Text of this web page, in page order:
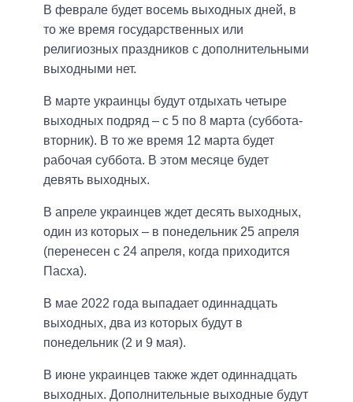
В феврале будет восемь выходных дней, в
то же время государственных или
религиозных праздников с дополнительными
выходными нет.
В марте украинцы будут отдыхать четыре
выходных подряд – с 5 по 8 марта (суббота-
вторник). В то же время 12 марта будет
рабочая суббота. В этом месяце будет
девять выходных.
В апреле украинцев ждет десять выходных,
один из которых – в понедельник 25 апреля
(перенесен с 24 апреля, когда приходится
Пасха).
В мае 2022 года выпадает одиннадцать
выходных, два из которых будут в
понедельник (2 и 9 мая).
В июне украинцев также ждет одиннадцать
выходных. Дополнительные выходные будут